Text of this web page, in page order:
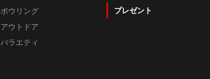
ボウリング
アウトドア
バラエティ
プレゼント